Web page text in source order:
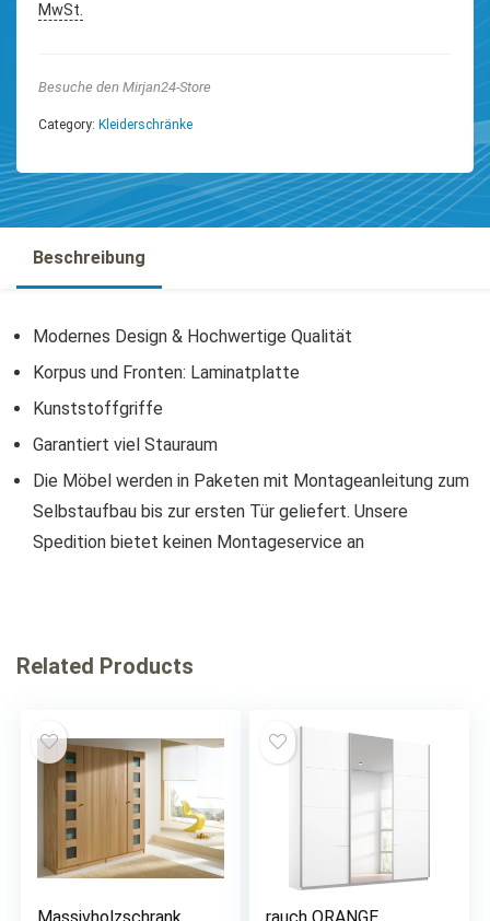
MwSt.
Besuche den Mirjan24-Store
Category: Kleiderschränke
Beschreibung
Modernes Design & Hochwertige Qualität
Korpus und Fronten: Laminatplatte
Kunststoffgriffe
Garantiert viel Stauraum
Die Möbel werden in Paketen mit Montageanleitung zum
Selbstaufbau bis zur ersten Tür geliefert. Unsere
Spedition bietet keinen Montageservice an
Related Products